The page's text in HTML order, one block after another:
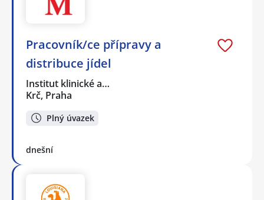
Pracovník/ce přípravy a
distribuce jídel
Institut klinické a…
Krč, Praha
Plný úvazek
dnešní